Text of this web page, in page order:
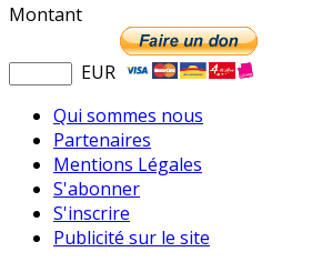
Montant
EUR
Qui sommes nous
Partenaires
Mentions Légales
S'abonner
S'inscrire
Publicité sur le site